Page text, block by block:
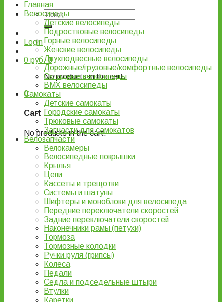
Login
0 руб. 0
No products in the cart.
0
Cart
No products in the cart.
Главная
Велосипеды
Детские велосипеды
Подростковые велосипеды
Горные велосипеды
Женские велосипеды
Двухподвесные велосипеды
Дорожные/грузовые/комфортные велосипеды
Складные велосипеды
BMX велосипеды
Самокаты
Детские самокаты
Городские самокаты
Трюковые самокаты
Запчасти для самокатов
Велозапчасти
Велокамеры
Велосипедные покрышки
Крылья
Цепи
Кассеты и трещотки
Системы и шатуны
Шифтеры и моноблоки для велосипеда
Передние переключатели скоростей
Задние переключатели скоростей
Наконечники рамы (петухи)
Тормоза
Тормозные колодки
Ручки руля (грипсы)
Колеса
Педали
Седла и подседельные штыри
Втулки
Каретки